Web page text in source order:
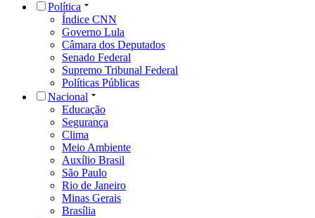
Política
Índice CNN
Governo Lula
Câmara dos Deputados
Senado Federal
Supremo Tribunal Federal
Políticas Públicas
Nacional
Educação
Segurança
Clima
Meio Ambiente
Auxílio Brasil
São Paulo
Rio de Janeiro
Minas Gerais
Brasília